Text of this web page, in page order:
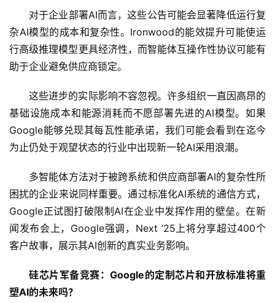
对于企业部署AI而言，这些公告可能会显著降低运行复
杂AI模型的成本和复杂性。Ironwood的能效提升可能使运
行高级推理模型更具经济性，而智能体互操作性协议可能有
助于企业避免供应商锁定。
这些进步的实际影响不容忽视。许多组织一直因高昂的
基础设施成本和能源消耗而不愿部署先进的AI模型。如果
Google能够兑现其每瓦性能承诺，我们可能会看到在迄今
为止仍处于观望状态的行业中出现新一轮AI采用浪潮。
多智能体方法对于被跨系统和供应商部署AI的复杂性所
困扰的企业来说同样重要。通过标准化AI系统的通信方式，
Google正试图打破限制AI在企业中发挥作用的壁垒。在新
闻发布会上，Google强调，Next ’25上将分享超过400个
客户故事，展示其AI创新的真实业务影响。
硅芯片军备竞赛：Google的定制芯片和开放标准将重
塑AI的未来吗？